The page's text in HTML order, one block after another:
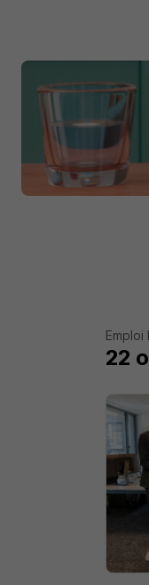
Effectuer une recherche
Emploi
22